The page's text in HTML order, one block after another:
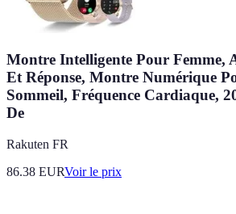
Montre Intelligente Pour Femme,
Et Réponse, Montre Numérique
Sommeil, Fréquence Cardiaque,
De
Rakuten FR
86.38 EURVoir le prix